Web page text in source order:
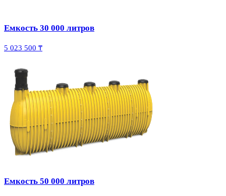
Емкость 30 000 литров
5 023 500 ₸
Емкость 50 000 литров